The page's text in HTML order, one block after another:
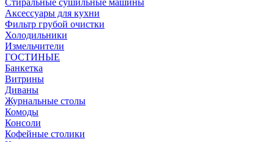
Стиральные сушильные машины
Аксессуары для кухни
Фильтр грубой очистки
Холодильники
Измельчители
ГОСТИНЫЕ
Банкетка
Витрины
Диваны
Журнальные столы
Комоды
Консоли
Кофейные столики